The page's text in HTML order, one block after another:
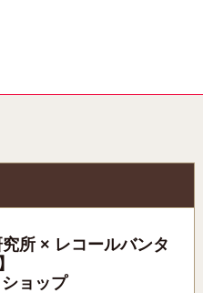
所 × レコールバンタ
ョップ